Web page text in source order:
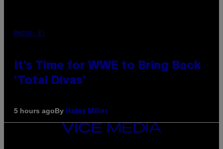
PHOTO: E!
It’s Time for WWE to Bring Back
‘Total Divas’
5 hours agoBy Haley Miller
VICE
MEDIA